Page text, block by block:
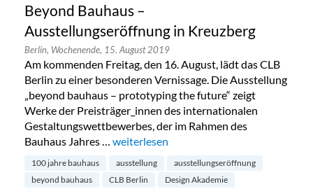
Beyond Bauhaus –
Ausstellungseröffnung in Kreuzberg
Berlin, Wochenende, 15. August 2019
Am kommenden Freitag, den 16. August, lädt das CLB
Berlin zu einer besonderen Vernissage. Die Ausstellung
„beyond bauhaus – prototyping the future“ zeigt
Werke der Preisträger_innen des internationalen
Gestaltungswettbewerbes, der im Rahmen des
Bauhaus Jahres … „Beyond Bauhaus –
weiterlesen
100 jahre bauhaus ausstellung
ausstellungseröffnung
beyond bauhaus
CLB Berlin Design Akademie